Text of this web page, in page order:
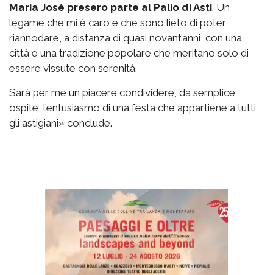
Maria Josè presero parte al Palio di Asti. Un
legame che mi è caro e che sono lieto di poter
riannodare, a distanza di quasi novant’anni, con una
città e una tradizione popolare che meritano solo di
essere vissute con serenità.
Sarà per me un piacere condividere, da semplice
ospite, l’entusiasmo di una festa che appartiene a tutti
gli astigiani» conclude.